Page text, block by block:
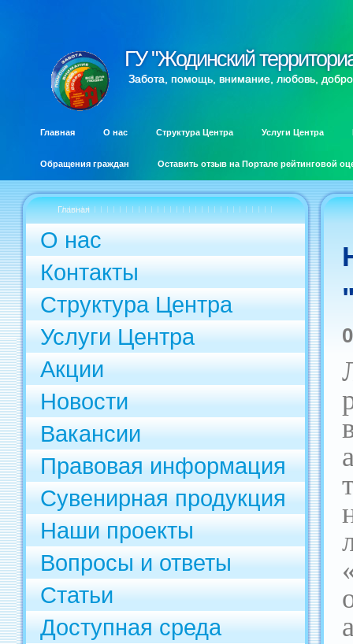
ГУ "Жодинский
ГУ "Жодинский
Забота, помощь, внимание, любовь, добро
Главная О нас Структура Центра Услуги Центра
Обращения граждан Оставить отзыв на Портале рейтинговой
Главная
О нас
Контакты
Структура Центра
Услуги Центра
Акции
Новости
Вакансии
Правовая информация
Сувенирная продукция
Наши проекты
Вопросы и ответы
Статьи
Доступная среда